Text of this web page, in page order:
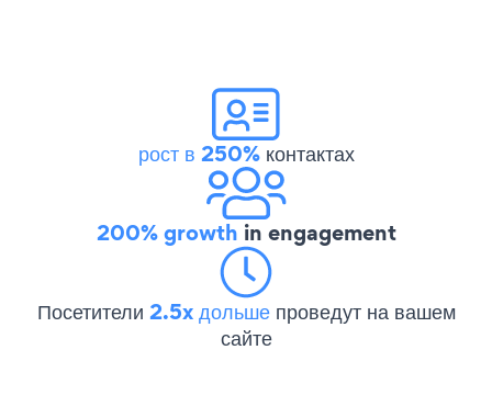
рост в 250%контактах
200% growth in engagement
Посетители 2.5x дольше проведут на вашем
сайте